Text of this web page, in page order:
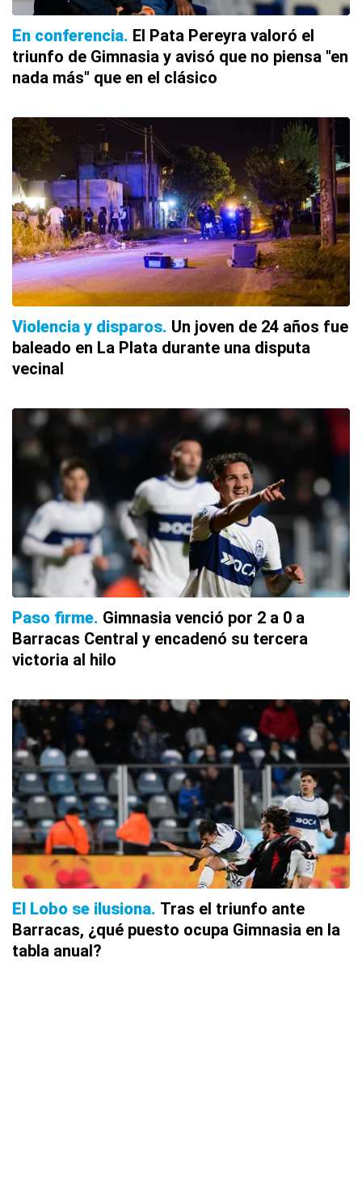
En conferencia El Pata Pereyra valoró el
triunfo de Gimnasia y avisó que no piensa "en
nada más" que en el clásico
Violencia y disparos Un joven de 24 años fue
baleado en La Plata durante una disputa
vecinal
Paso firme Gimnasia venció por 2 a 0 a
Barracas Central y encadenó su tercera
victoria al hilo
El Lobo se ilusiona Tras el triunfo ante
Barracas, ¿qué puesto ocupa Gimnasia en la
tabla anual?